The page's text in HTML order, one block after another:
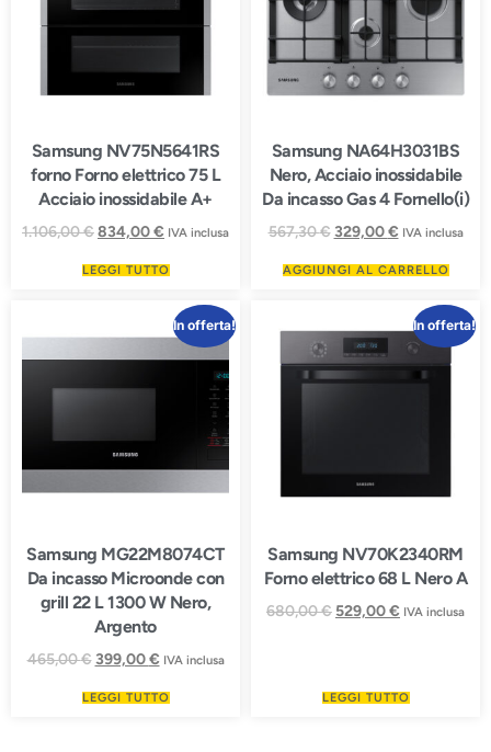
Samsung NV75N5641RS
forno Forno elettrico 75 L
Acciaio inossidabile A+
1.106,00€834,00€ IVA inclusa
LEGGI TUTTO
Samsung NA64H3031BS
Nero, Acciaio inossidabile
Da incasso Gas 4 Fornello(i)
567,30€ 329,00€ IVA inclusa
AGGIUNGI AL CARRELLO
In offerta!
Samsung MG22M8074CT
Da incasso Microonde con
grill 22 L 1300 W Nero,
Argento
465,00€ 399,00€ IVA inclusa
LEGGI TUTTO
In offerta!
Samsung NV70K2340RM
Forno elettrico 68 L Nero A
680,00€ 529,00€ IVA inclusa
LEGGI TUTTO